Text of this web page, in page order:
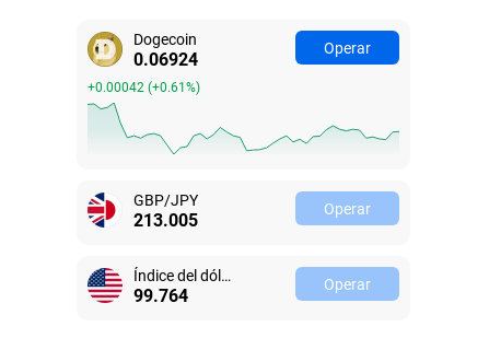
Dogecoin
0.06918
+0.00036 (+0.52%)
Operar
GBP/JPY
213.012 Operar
Índice del dólar estadounidense
99.763 Operar